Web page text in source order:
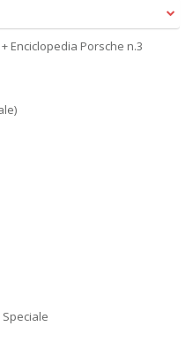
Enciclopedia Porsche n.3